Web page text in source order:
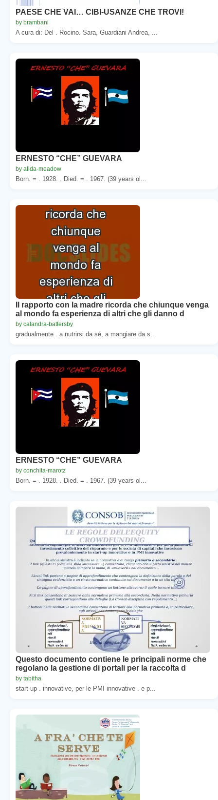
PAESE CHE VAI… CIBI-USANZE CHE TROVI!
by brambani
A cura di: Del . Rocino. Sara, Guardiani Andrea, ...
ERNESTO “CHE” GUEVARA
by alida-meadow
Born. = . 1928. . Died. = . 1967. (39 years ol...
Il rapporto con la madre ricorda che chiunque venga
al mondo fa esperienza di altri che gli danno d
by calandra-battersby
gradualmente . a nutrirsi da sé, a mangiare da s...
ERNESTO “CHE” GUEVARA
by conchita-marotz
Born. = . 1928. . Died. = . 1967. (39 years ol...
Questo documento contiene le principali norme che
regolano la gestione di portali per la raccolta d
by tabitha
start-up . innovative, per le PMI innovative . e p...